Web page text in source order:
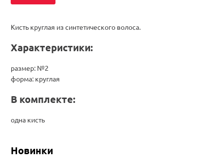
Кисть круглая из синтетического волоса.
Характеристики:
размер: №2
форма: круглая
В комплекте:
одна кисть
Новинки